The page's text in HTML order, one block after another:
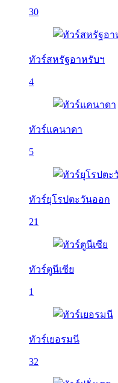
30
ทัวร์สหรัฐอาหรับฯ
4
ทัวร์แคนาดา
5
ทัวร์ยุโรปตะวันออก
21
ทัวร์ตูนีเซีย
1
ทัวร์เยอรมนี
32